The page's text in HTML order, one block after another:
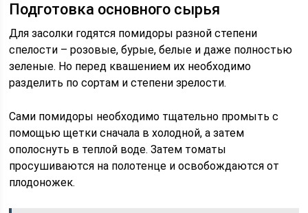
Подготовка основного сырья
Для засолки годятся помидоры разной степени
спелости – розовые, бурые, белые и даже полностью
зеленые. Но перед квашением их необходимо
разделить по сортам и степени зрелости.
Сами помидоры необходимо тщательно промыть с
помощью щетки сначала в холодной, а затем
ополоснуть в теплой воде. Затем томаты
просушиваются на полотенце и освобождаются от
плодоножек.